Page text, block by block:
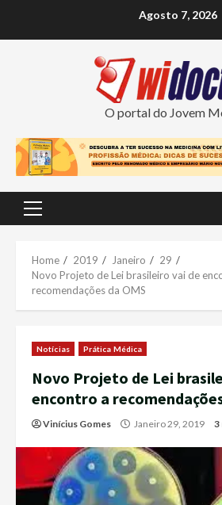
Agosto 7, 2026
O portal do Jovem
Primary
Home 2019 Janeiro
29
Novo Projeto de Lei brasileiro vai de
recomendações da OMS
Notícias Prática Médica
Novo Projeto de Lei
encontro a
Vinícius Gomes Janeiro 29, 2019 3